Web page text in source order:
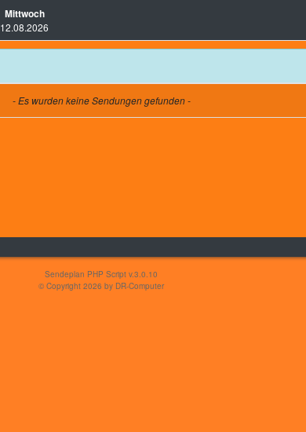
Mittwoch
12.08.2026
- Es wurden keine Sendungen gefunden -
Sendeplan PHP Script v.3.0.10
© Copyright 2026 by DR-Computer